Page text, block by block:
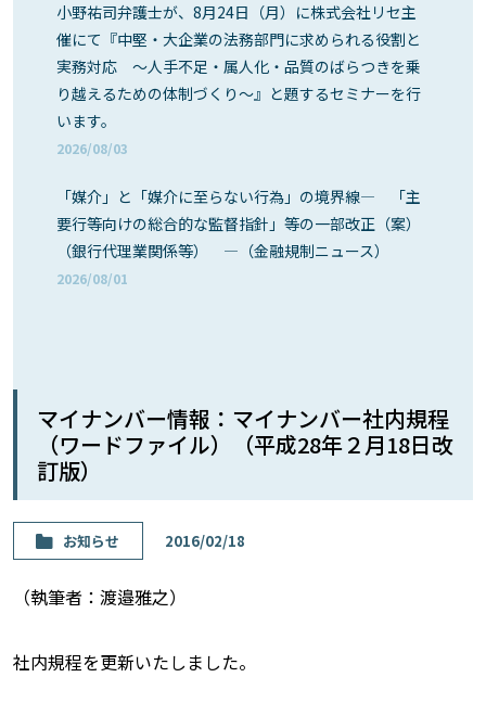
小野祐司弁護士が、8月24日（月）に株式会社リセ主
催にて『中堅・大企業の法務部門に求められる役割と
実務対応 ～人手不足・属人化・品質のばらつきを乗
り越えるための体制づくり～』と題するセミナーを行
います。
2026/08/03
「媒介」と「媒介に至らない行為」の境界線― 「主
要行等向けの総合的な監督指針」等の一部改正（案）
（銀行代理業関係等） ―（金融規制ニュース）
2026/08/01
マイナンバー情報：マイナンバー社内規程
（ワードファイル）（平成28年２月18日改
訂版）
お知らせ 2016/02/18
（執筆者：渡邉雅之）
社内規程を更新いたしました。